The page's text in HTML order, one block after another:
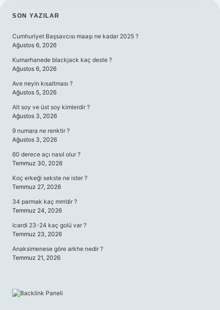
SIDEBAR
SON YAZILAR
Cumhuriyet Başsavcısı maaşı ne kadar 2025 ?
Ağustos 6, 2026
Kumarhanede blackjack kaç deste ?
Ağustos 6, 2026
Ave neyin kısaltması ?
Ağustos 5, 2026
Alt soy ve üst soy kimlerdir ?
Ağustos 3, 2026
9 numara ne renktir ?
Ağustos 3, 2026
60 derece açı nasıl olur ?
Temmuz 30, 2026
Koç erkeği sekste ne ister ?
Temmuz 27, 2026
34 parmak kaç mm’dir ?
Temmuz 24, 2026
Icardi 23-24 kaç golü var ?
Temmuz 23, 2026
Anaksimenese göre arkhe nedir ?
Temmuz 21, 2026